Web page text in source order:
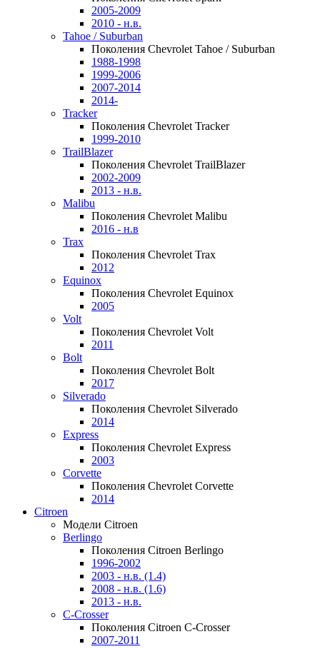
2005-2009
2010 - н.в.
Tahoe / Suburban
Поколения Chevrolet Tahoe / Suburban
1988-1998
1999-2006
2007-2014
2014-
Tracker
Поколения Chevrolet Tracker
1999-2010
TrailBlazer
Поколения Chevrolet TrailBlazer
2002-2009
2013 - н.в.
Malibu
Поколения Chevrolet Malibu
2016 - н.в
Trax
Поколения Chevrolet Trax
2012
Equinox
Поколения Chevrolet Equinox
2005
Volt
Поколения Chevrolet Volt
2011
Bolt
Поколения Chevrolet Bolt
2017
Silverado
Поколения Chevrolet Silverado
2014
Express
Поколения Chevrolet Express
2003
Corvette
Поколения Chevrolet Corvette
2014
Citroen
Модели Citroen
Berlingo
Поколения Citroen Berlingo
1996-2002
2003 - н.в. (1.4)
2008 - н.в. (1.6)
2013 - н.в.
C-Crosser
Поколения Citroen C-Crosser
2007-2011